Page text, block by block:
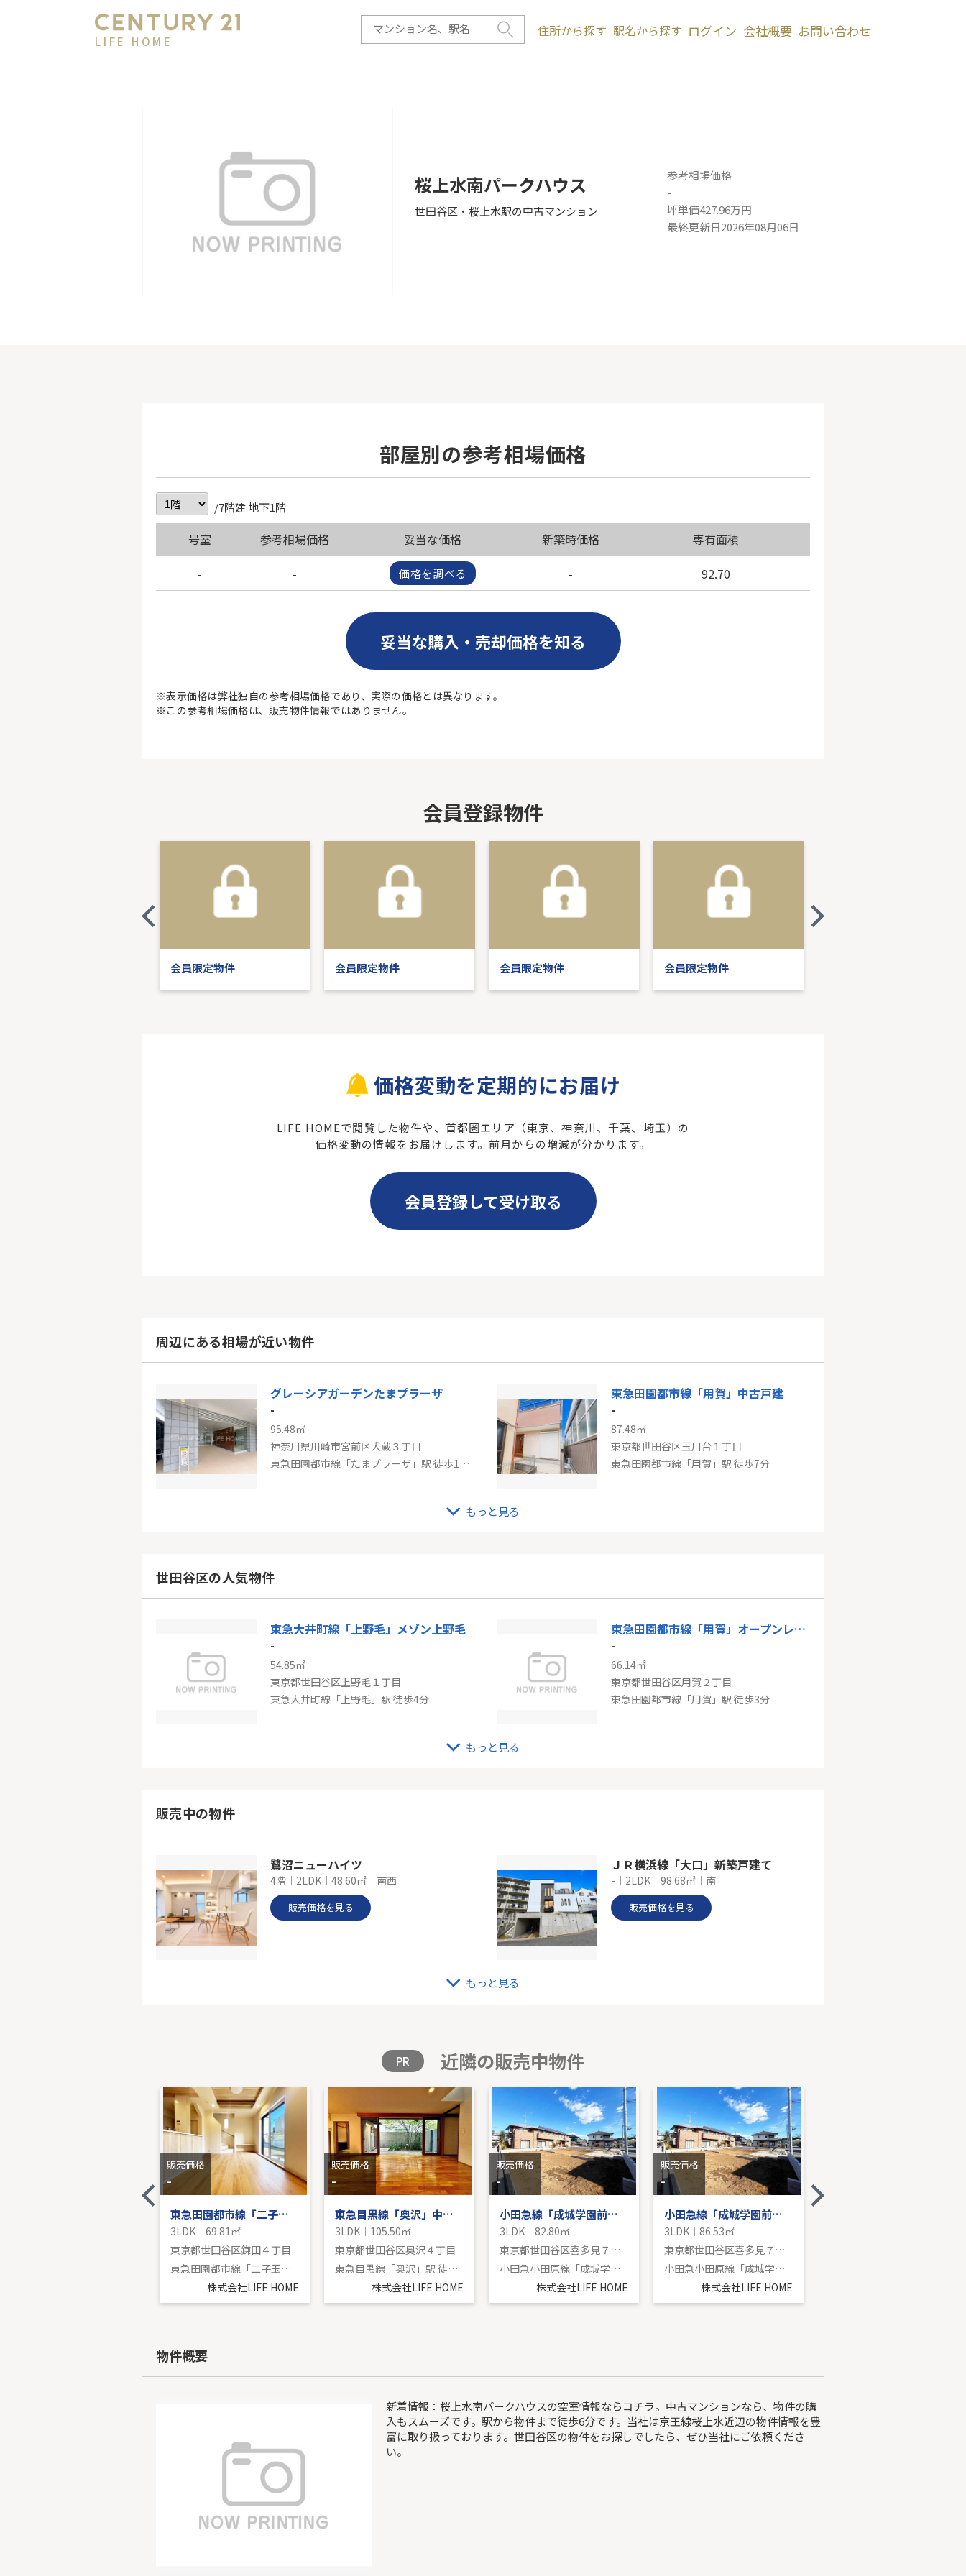
LIFE HOME
住所から探す 駅名から探す ログイン 会社概要 お問い合わせ
桜上水南パークハウス
世田谷区・桜上水駅の中古マンション
参考相場価格
-
坪単価427.96万円
最終更新日2026年08月06日
部屋別の参考相場価格
/7階建 地下1階
号室 参考相場価格 妥当な価格 新築時価格
専有面積
-
- 価格を調べる - 92.70
妥当な購入・売却価格を知る
※表示価格は弊社独自の参考相場価格であり、実際の価格とは異なります。
※この参考相場価格は、販売物件情報ではありません。
会員登録物件
会員限定物件 会員限定物件 会員限定物件 会員限定物件
価格変動を定期的にお届け
LIFE HOMEで閲覧した物件や、首都圏エリア（東京、神奈川、千葉、埼玉）の
価格変動の情報をお届けします。前月からの増減が分かります。
会員登録して受け取る
周辺にある相場が近い物件
グレーシアガーデンたまプラーザ
-
95.48㎡
神奈川県川崎市宮前区犬蔵３丁目
東急田園都市線「たまプラーザ」駅 徒歩19分
東急田園都市線「用賀」中古戸建
-
87.48㎡
東京都世田谷区玉川台１丁目
東急田園都市線「用賀」駅 徒歩7分
東急田園都市線「あざみ野」新築戸建て
神奈川県川崎市麻生区虹ケ丘１丁目１４-１
もっと見る
世田谷区の人気物件
東急大井町線「上野毛」メゾン上野毛
-
54.85㎡
東京都世田谷区上野毛１丁目
東急大井町線「上野毛」駅 徒歩4分
東急田園都市線「用賀」オープンレジデンシア用賀
-
66.14㎡
東京都世田谷区用賀２丁目
東急田園都市線「用賀」駅 徒歩3分
東急田園都市線「三軒茶屋」ディアナコート下北沢 もっと見る
販売中の物件
鷺沼ニューハイツ
4階｜2LDK｜48.60㎡｜南西
販売価格を見る
ＪＲ横浜線「大口」新築戸建て
-｜2LDK｜98.68㎡｜南
販売価格を見る
もっと見る
PR 近隣の販売中物件
販売価格
-
東急田園都市線「二子玉川」新築戸建て
3LDK｜69.81㎡
東京都世田谷区鎌田４丁目
東急田園都市線「二子玉川」駅 バス13分 「鎌田バス停」 停歩4分
株式会社LIFE HOME
販売価格
-
東急目黒線「奥沢」中古戸建
3LDK｜105.50㎡
東京都世田谷区奥沢４丁目
東急目黒線「奥沢」駅 徒歩4分
株式会社LIFE HOME
販売価格
-
小田急線「成城学園前」新築分譲
3LDK｜82.80㎡
東京都世田谷区喜多見７丁目
小田急小田原線「成城学園前」駅 徒歩15分
株式会社LIFE HOME
販売価格
-
小田急線「成城学園前」新築分譲
3LDK｜86.53㎡
東京都世田谷区喜多見７丁目
小田急小田原線「成城学園前」駅 徒歩15分
株式会社LIFE HOME
物件概要
新着情報：桜上水南パークハウスの空室情報ならコチラ。中古マンションなら、物件の購
入もスムーズです。駅から物件まで徒歩6分です。当社は京王線桜上水近辺の物件情報を豊
富に取り扱っております。世田谷区の物件をお探しでしたら、ぜひ当社にご依頼くださ
い。